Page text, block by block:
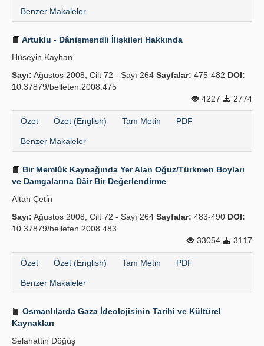
Benzer Makaleler
Artuklu - Dânişmendli İlişkileri Hakkında
Hüseyin Kayhan
Sayı: Ağustos 2008, Cilt 72 - Sayı 264 Sayfalar: 475-482 DOI:
10.37879/belleten.2008.475
4227
2774
Özet Özet (English) Tam Metin PDF
Benzer Makaleler
Bir Memlûk Kaynağında Yer Alan Oğuz/Türkmen Boyları
ve Damgalarına Dâir Bir Değerlendirme
Altan Çeti̇n
Sayı: Ağustos 2008, Cilt 72 - Sayı 264 Sayfalar: 483-490 DOI:
10.37879/belleten.2008.483
33054
3117
Özet Özet (English) Tam Metin PDF
Benzer Makaleler
Osmanlılarda Gaza İdeolojisinin Tarihi ve Kültürel
Kaynakları
Selahattin Döğüş